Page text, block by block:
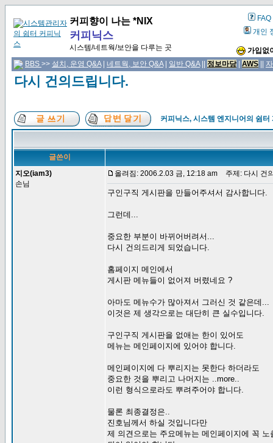
커피향이 나는 *NIX
커피닉스
시스템/네트웍/보안을 다루는 곳
FAQ
개인
가입없
BBS >> 설치, 운영 Q&A| 네트웍, 보안 Q&A| 일반 Q&A|| 정보마당| AWS
다시 건의드립니다.
커피닉스, 시스템 엔지니어의 쉼터
글쓴이
지오(iam3)
손님
올려짐: 2006.2.03 금, 12:18 am 주제: 다시 건
구인구직 게시판을 만들어주셔서 감사합니다.
그런데...
중요한 부분이 바뀌어버려서...
다시 건의드리게 되었습니다.
홈페이지 메인에서
게시판 메뉴들이 없어져 버렸네요 ?
아마도 메뉴수가 많아져서 그러신 것 같은데...
이것은 제 생각으로는 대단히 큰 실수입니다.
구인구직 게시판을 없애는 한이 있어도
메뉴는 메인페이지에 있어야 합니다.
메인페이지에 다 뿌리지는 못한다 하더라도
중요한 것을 뿌리고 나머지는 ..more..
이런 형식으로라도 뿌려주어야 합니다.
물론 최종결정은..
진호님께서 하실 것입니다만
제 의견으로는 주요메뉴는 메인페이지에 꼭 노